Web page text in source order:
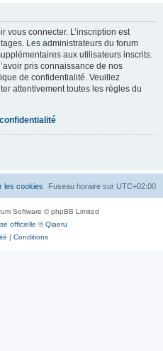
vous connecter. L’inscription est
Les administrateurs du forum
aux utilisateurs inscrits.
pris connaissance de nos
de confidentialité. Veuillez
attentivement toutes les règles du
Fuseau horaire sur UTC+02:00
les cookies
Software © phpBB Limited
officielle ©Qiaeru
| Conditions